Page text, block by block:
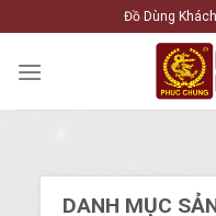
to
content
Đồ Dùng
DANH MỤC